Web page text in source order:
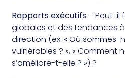
Rapports exécutifs – Peut-il
globales et des tendances
direction (ex. « Où sommes-
vulnérables ? », « Comment
s’améliore-t-elle ? ») ?